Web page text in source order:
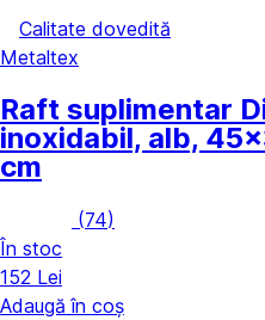
Calitate dovedită
Metaltex
Raft suplimentar
inoxidabil, alb,
cm
(74)
În stoc
152 Lei
Adaugă în coș